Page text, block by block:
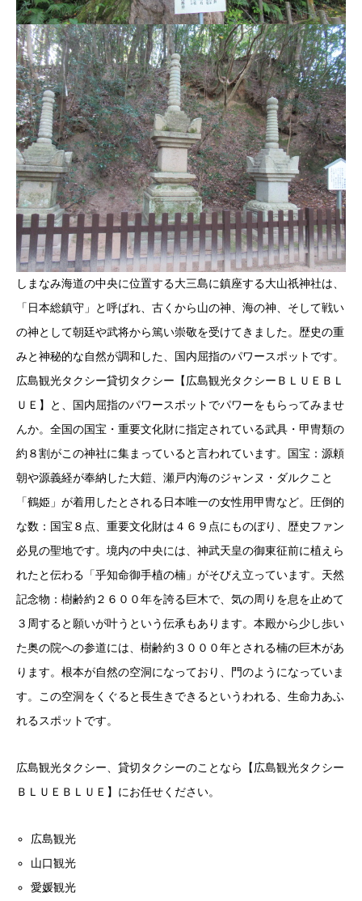
しまなみ海道の中央に位置する大三島に鎮座する大山祇神社は、
「日本総鎮守」と呼ばれ、古くから山の神、海の神、そして戦い
の神として朝廷や武将から篤い崇敬を受けてきました。歴史の重
みと神秘的な自然が調和した、国内屈指のパワースポットです。
広島観光タクシー貸切タクシー【広島観光タクシーＢＬＵＥＢＬ
ＵＥ】と、国内屈指のパワースポットでパワーをもらってみませ
んか。全国の国宝・重要文化財に指定されている武具・甲冑類の
約８割がこの神社に集まっていると言われています。国宝：源頼
朝や源義経が奉納した大鎧、瀬戸内海のジャンヌ・ダルクこと
「鶴姫」が着用したとされる日本唯一の女性用甲冑など。圧倒的
な数：国宝８点、重要文化財は４６９点にものぼり、歴史ファン
必見の聖地です。境内の中央には、神武天皇の御東征前に植えら
れたと伝わる「乎知命御手植の楠」がそびえ立っています。天然
記念物：樹齢約２６００年を誇る巨木で、気の周りを息を止めて
３周すると願いが叶うという伝承もあります。本殿から少し歩い
た奥の院への参道には、樹齢約３０００年とされる楠の巨木があ
ります。根本が自然の空洞になっており、門のようになっていま
す。この空洞をくぐると長生きできるというわれる、生命力あふ
れるスポットです。
広島観光タクシー、貸切タクシーのことなら【広島観光タクシー
ＢＬＵＥＢＬＵＥ】にお任せください。
広島観光
山口観光
愛媛観光